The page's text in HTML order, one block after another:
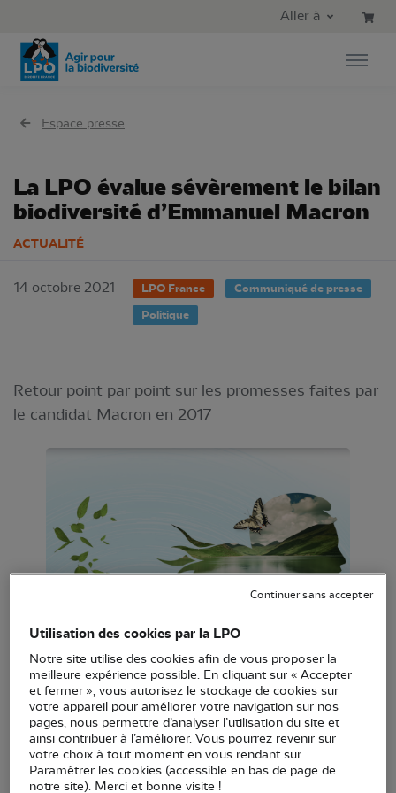
Aller au menu principal
Aller à
Espace presse
La LPO évalue sévèrement le bilan
biodiversité d’Emmanuel Macron
ACTUALITÉ
14 octobre 2021 LPO France
Communiqué de presse
Politique
Retour point par point sur les promesses faites par
le candidat Macron en 2017
En avril 2017, la LPO avait questionné les candidats
à l’élection présidentielle sur leurs propositions en
matière de protection de la biodiversité. Emmanuel
Macron avait répondu à nos questions sur ses
ambitions écologiques. Six mois avant l’échéance
de son mandat, la LPO a analysé les résultats
obtenus par le Président de la République au
Utilisation des cookies par la LPO
Notre site utilise des cookies afin de vous proposer la
meilleure expérience possible. En cliquant sur « Accepter
et fermer », vous autorisez le stockage de cookies sur
votre appareil pour améliorer votre navigation sur nos
pages, nous permettre d’analyser l’utilisation du site et
ainsi contribuer à l’améliorer. Vous pourrez revenir sur
votre choix à tout moment en vous rendant sur
Paramétrer les cookies (accessible en bas de page de
notre site). Merci et bonne visite !
Continuer sans accepter